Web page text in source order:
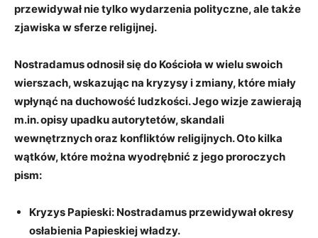
przewidywał​ nie⁢ tylko wydarzenia polityczne, ale także
zjawiska‍ w sferze ​religijnej.
Nostradamus ⁣odnosił⁢ się do Kościoła w wielu swoich
wierszach,​ wskazując⁤ na kryzysy i ‍zmiany, które miały⁣
wpłynąć na duchowość ludzkości. Jego ⁣wizje‍ zawierają
m.in. opisy ⁤upadku autorytetów, skandali
wewnętrznych oraz konfliktów religijnych. Oto kilka
wątków, ‌które można wyodrębnić z ⁤jego proroczych
pism:
Kryzys Papieski: Nostradamus ‍przewidywał okresy
osłabienia Papieskiej‌ władzy.